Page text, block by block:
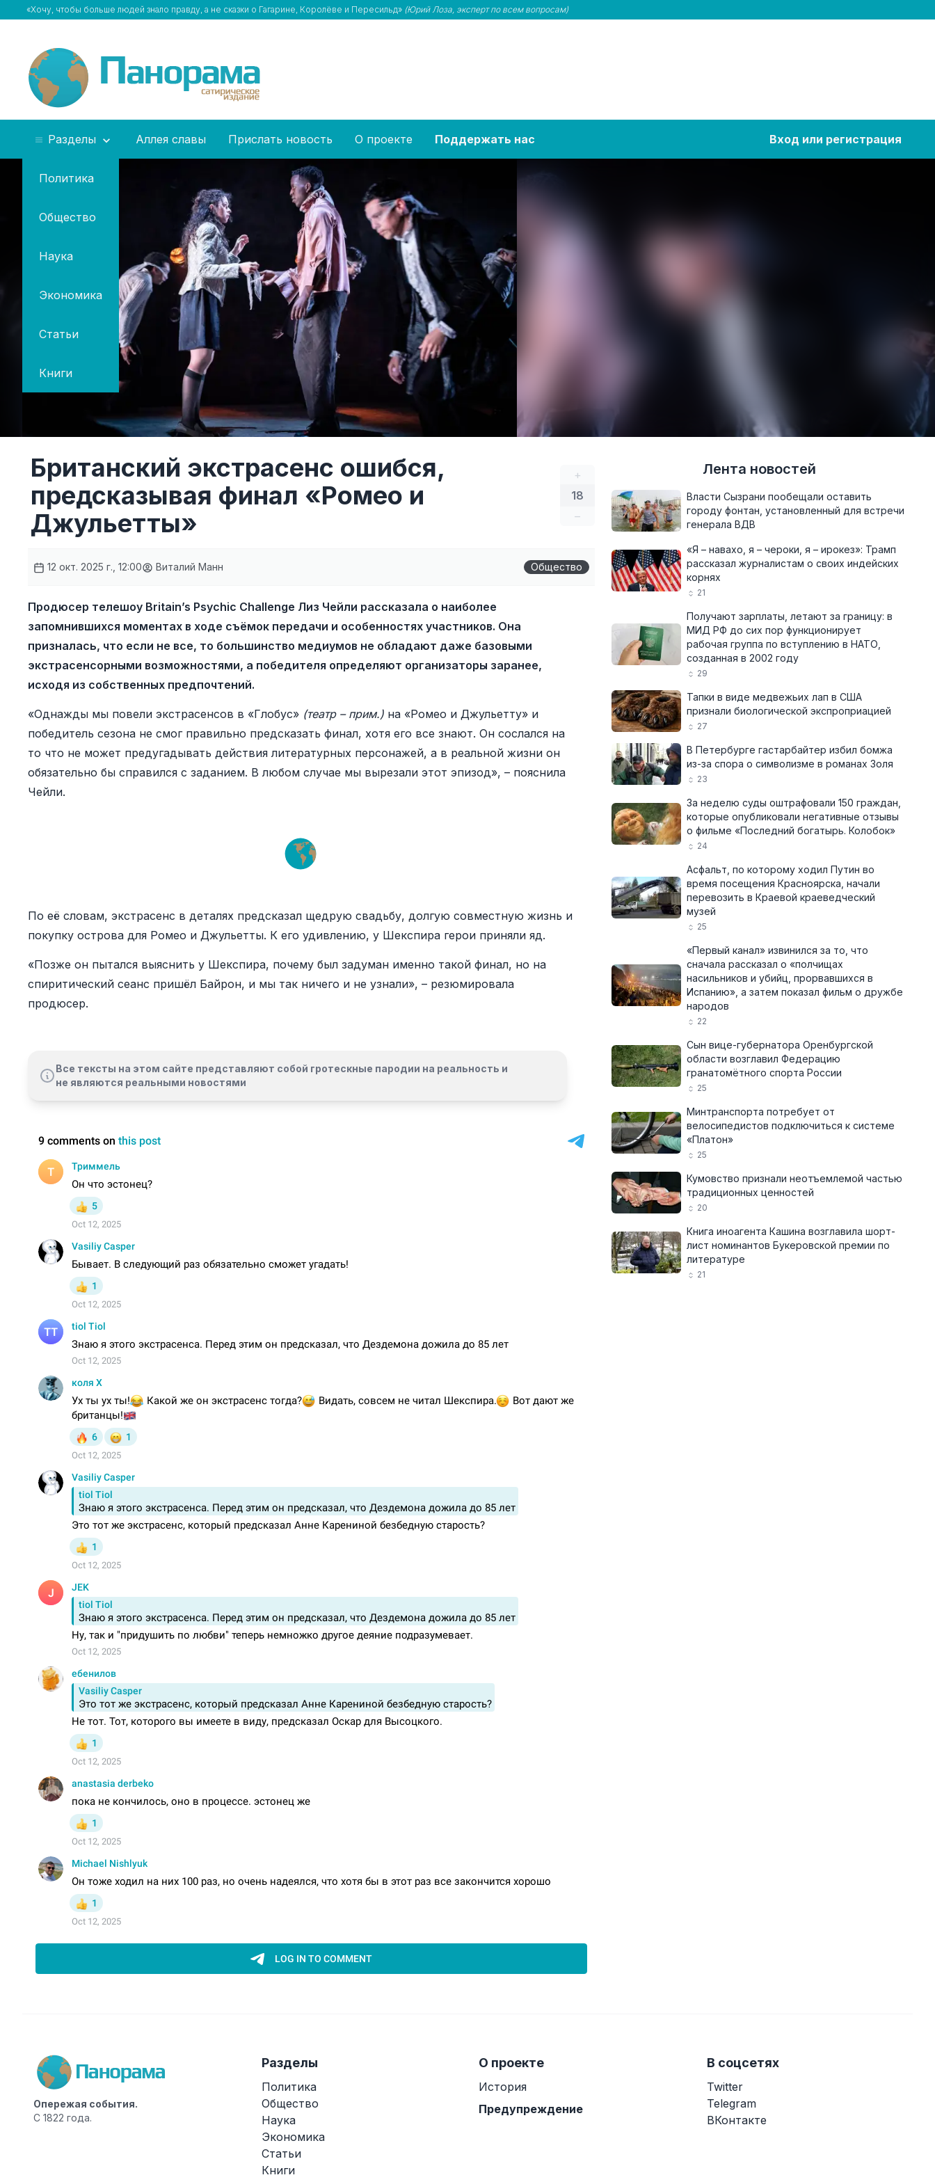
«Хочу, чтобы больше людей знало правду, а не сказки о Гагарине, Королёве и Пересильд» (Юрий Лоза, эксперт по всем вопросам)
Разделы
Политика
Общество
Наука
Экономика
Статьи
Книги
Аллея славы Прислать новость О проекте Поддержать нас Вход или регистрация
+
18
–
Британский экстрасенс ошибся,
предсказывая финал «Ромео и
Джульетты»
12 окт. 2025 г., 12:00 Виталий Манн Общество
Продюсер телешоу Britain’s Psychic Challenge Лиз Чейли рассказала о наиболее
запомнившихся моментах в ходе съёмок передачи и особенностях участников. Она
призналась, что если не все, то большинство медиумов не обладают даже базовыми
экстрасенсорными возможностями, а победителя определяют организаторы заранее,
исходя из собственных предпочтений.
«Однажды мы повели экстрасенсов в «Глобус» (театр – прим.) на «Ромео и Джульетту» и
победитель сезона не смог правильно предсказать финал, хотя его все знают. Он сослался на
то что не может предугадывать действия литературных персонажей, а в реальной жизни он
обязательно бы справился с заданием. В любом случае мы вырезали этот эпизод», – пояснила
Чейли.
По её словам, экстрасенс в деталях предсказал щедрую свадьбу, долгую совместную жизнь и
покупку острова для Ромео и Джульетты. К его удивлению, у Шекспира герои приняли яд.
«Позже он пытался выяснить у Шекспира, почему был задуман именно такой финал, но на
спиритический сеанс пришёл Байрон, и мы так ничего и не узнали», – резюмировала
продюсер.
Все тексты на этом сайте представляют собой гротескные пародии на реальность и
не являются реальными новостями
Лента новостей
Власти Сызрани пообещали оставить
городу фонтан, установленный для встречи
генерала ВДВ
«Я – навахо, я – чероки, я – ирокез»: Трамп
рассказал журналистам о своих индейских
корнях
21
Получают зарплаты, летают за границу: в
МИД РФ до сих пор функционирует
рабочая группа по вступлению в НАТО,
созданная в 2002 году
29
Тапки в виде медвежьих лап в США
признали биологической экспроприацией
27
В Петербурге гастарбайтер избил бомжа
из-за спора о символизме в романах Золя
23
За неделю суды оштрафовали 150 граждан,
которые опубликовали негативные отзывы
о фильме «Последний богатырь. Колобок»
24
Асфальт, по которому ходил Путин во
время посещения Красноярска, начали
перевозить в Краевой краеведческий
музей
25
«Первый канал» извинился за то, что
сначала рассказал о «полчищах
насильников и убийц, прорвавшихся в
Испанию», а затем показал фильм о дружбе
народов
22
Сын вице-губернатора Оренбургской
области возглавил Федерацию
гранатомётного спорта России
25
Минтранспорта потребует от
велосипедистов подключиться к системе
«Платон»
25
Кумовство признали неотъемлемой частью
традиционных ценностей
20
Книга иноагента Кашина возглавила шорт-
лист номинантов Букеровской премии по
литературе
21
Опережая события.
С 1822 года.
Разделы
Политика
Общество
Наука
Экономика
Статьи
Книги
О проекте
История
Предупреждение
В соцсетях
Twitter
Telegram
ВКонтакте